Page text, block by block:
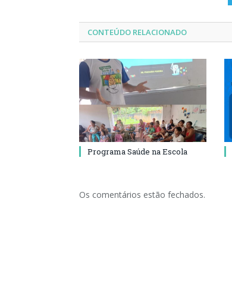
CONTEÚDO RELACIONADO
Programa Saúde na Escola
Os comentários estão fechados.